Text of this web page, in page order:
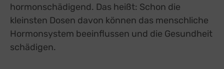
hormonschädigend. Das heißt: Schon die
kleinsten Dosen davon können das menschliche
Hormonsystem beeinflussen und die Gesundheit
schädigen.